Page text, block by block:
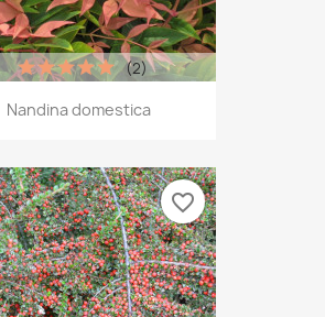
Nandina domestica
(2)
favorite_border